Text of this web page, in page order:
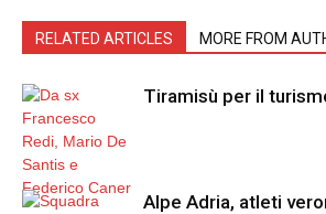
RELATED ARTICLES MORE FROM
Tiramisù per il
Alpe Adria, atleti